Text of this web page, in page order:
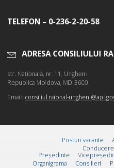
TELEFON – 0-236-2-20-58
ADRESA CONSILIULUI
str. Naţională, nr. 11, Ungheni
Republica Moldova, MD-3600
Email: consiliul.raional-
Posturi vacante
Preşedinte
Organigrama
Consilieri